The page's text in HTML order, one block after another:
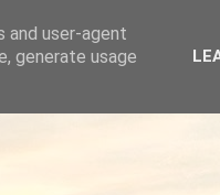
and user-agent
generate usage